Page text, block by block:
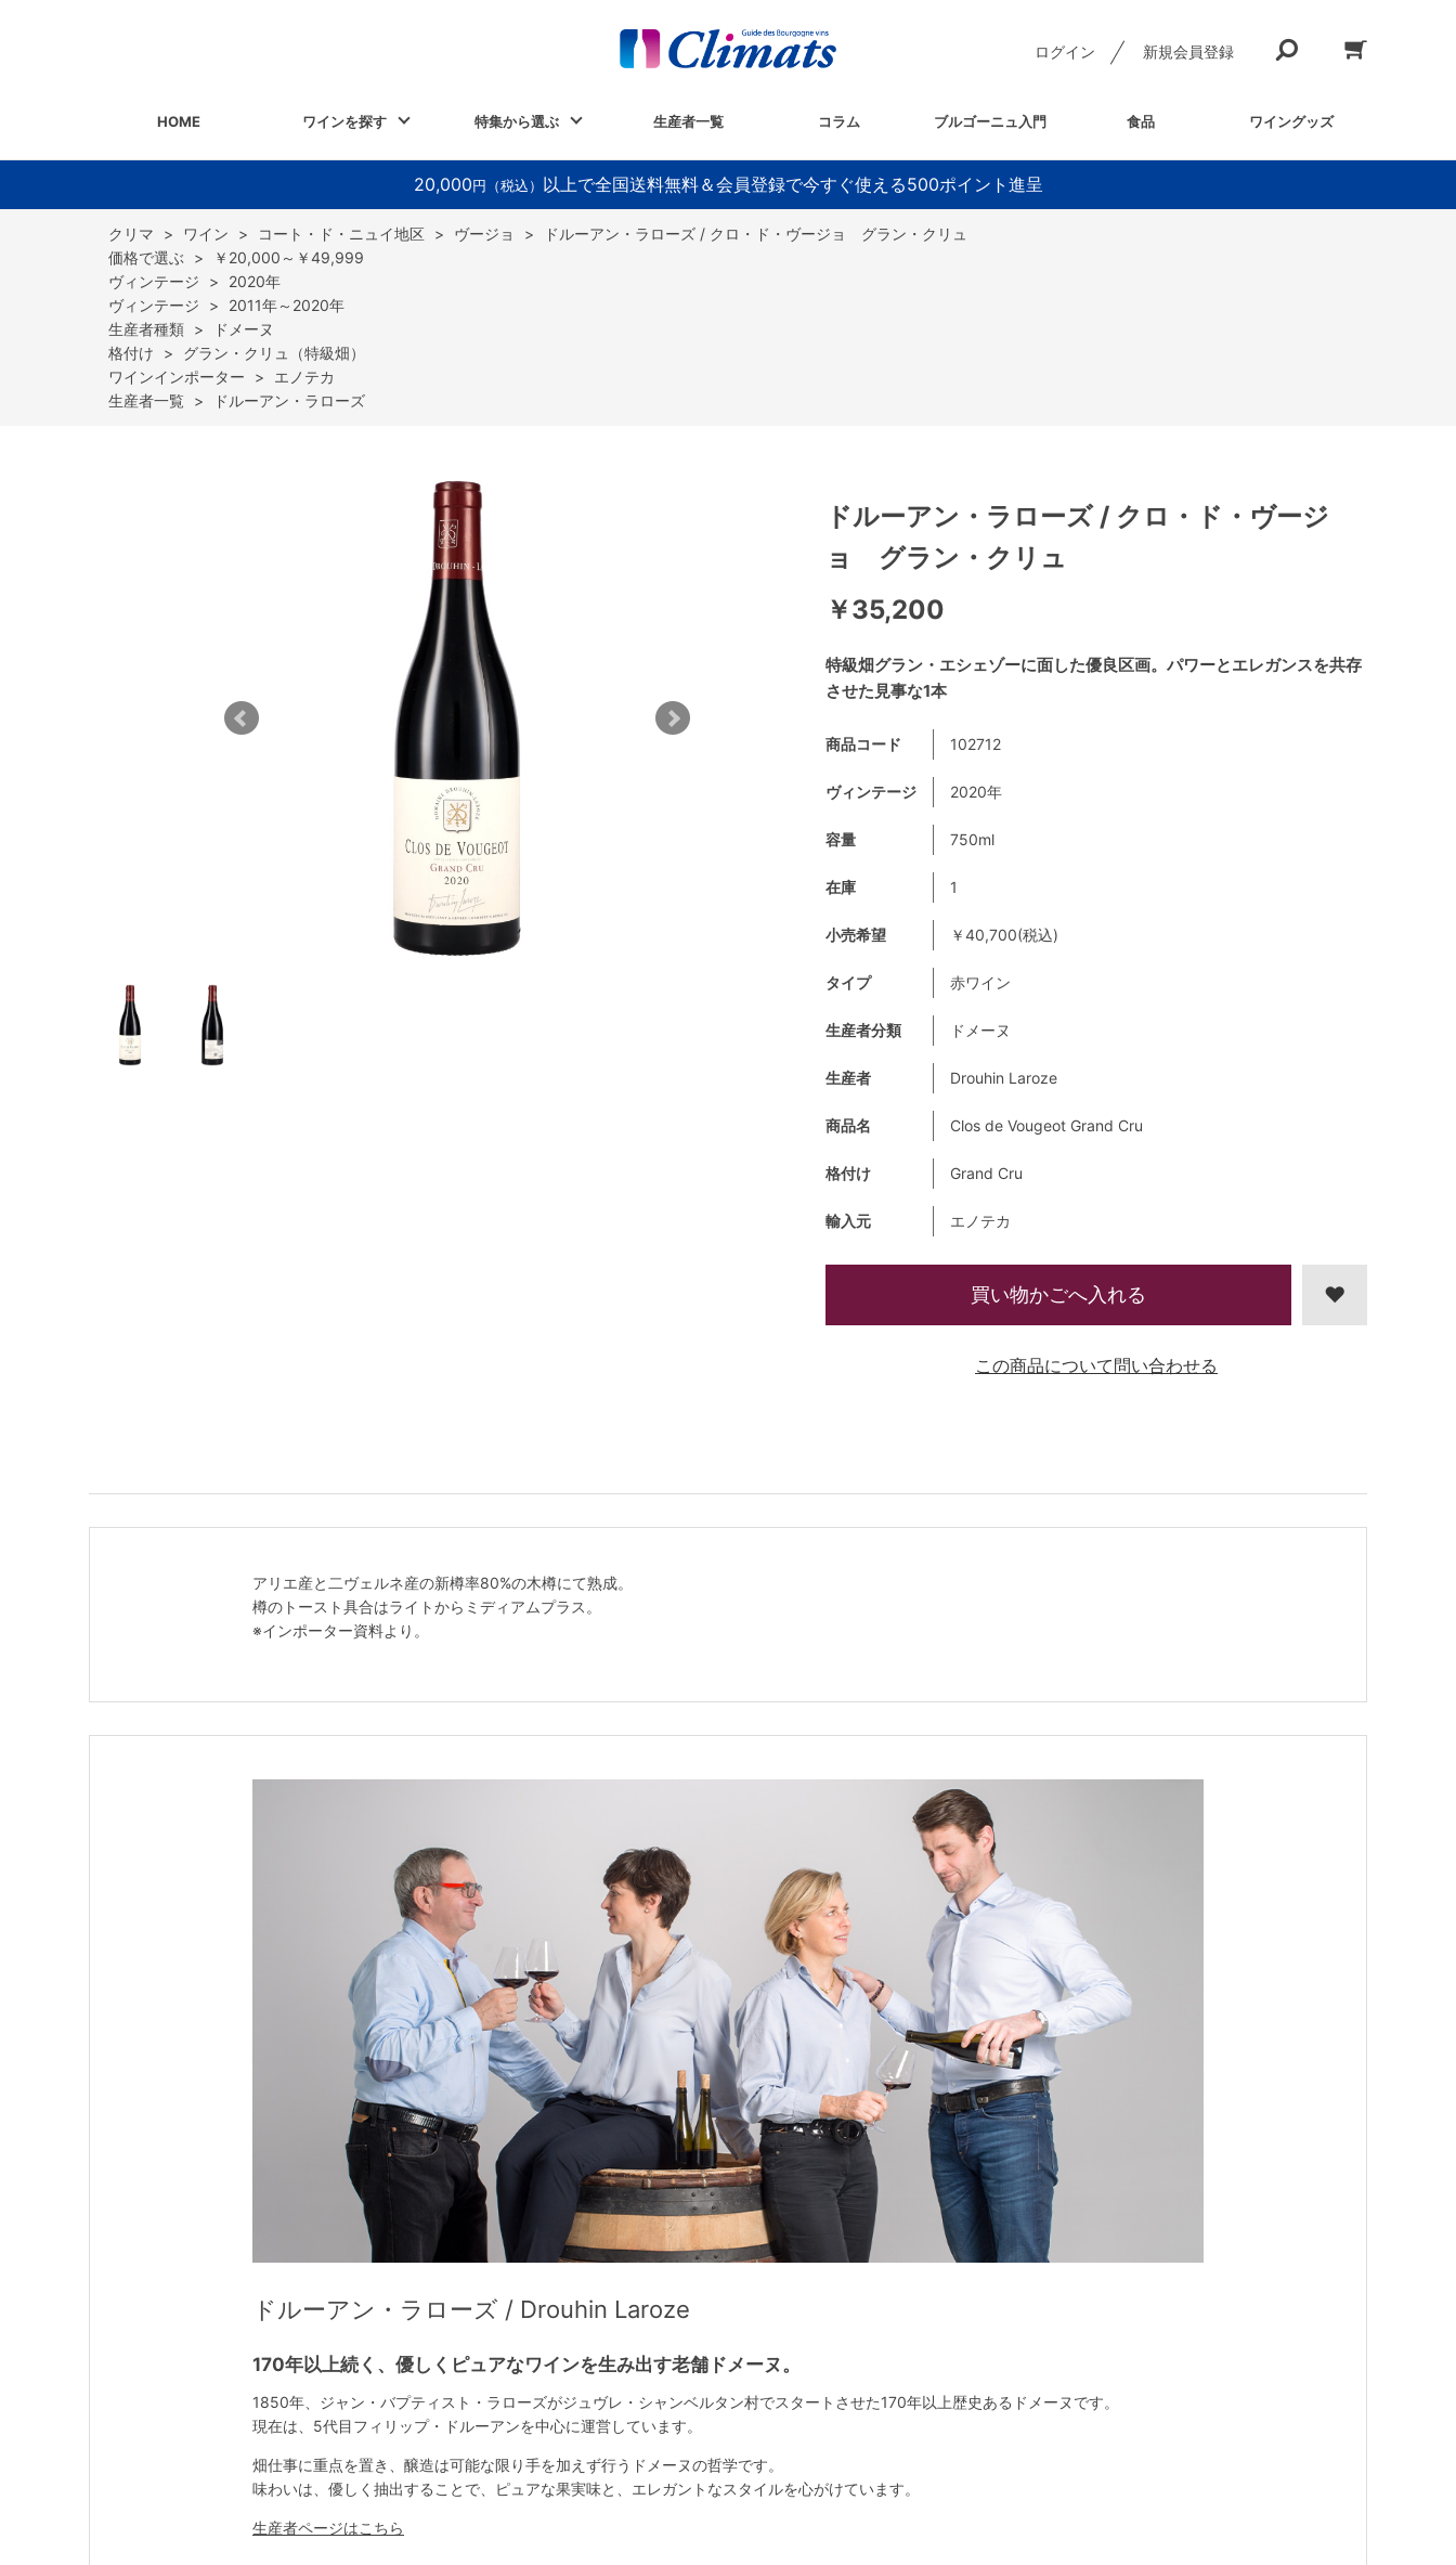
ログイン 新規会員登録
HOME ワインを探す 特集から選ぶ 生産者一覧 コラム ブルゴーニュ入門 食品 ワイングッズ
20,000 円（税込） 以上で全国送料無料＆会員登録で今すぐ使える500ポイント進呈
> ワイン > コート・ド・ニュイ地区 > ヴージョ >
ドルーアン・ラローズ / クロ・ド・ヴージョ グラン・クリュ
>
￥20,000～￥49,999
>
2020年
>
2011年～2020年
>
ドメーヌ
>
グラン・クリュ（特級畑）
>
エノテカ
>
ドルーアン・ラローズ
特級畑グラン・エシェゾーに面した優良区画。パワーとエレガンスを共存
させた見事な1本
ドルーアン・ラローズ / クロ・ド・ヴージ
ョ グラン・クリュ
￥35,200
商品コード 102712
ヴィンテージ 2020年
容量 750ml
在庫 1
小売希望 ￥40,700(税込)
タイプ 赤ワイン
生産者分類 ドメーヌ
生産者 Drouhin Laroze
商品名 Clos de Vougeot Grand Cru
格付け Grand Cru
輸入元 エノテカ
買い物かごへ入れる
この商品について問い合わせる
アリエ産と二ヴェルネ産の新樽率80%の木樽にて熟成。
樽のトースト具合はライトからミディアムプラス。
※インポーター資料より。
ドルーアン・ラローズ / Drouhin Laroze
170年以上続く、優しくピュアなワインを生み出す老舗ドメーヌ。
1850年、ジャン・バプティスト・ラローズがジュヴレ・シャンベルタン村でスタートさせた170年以上歴史あるドメーヌです。
現在は、5代目フィリップ・ドルーアンを中心に運営しています。
畑仕事に重点を置き、醸造は可能な限り手を加えず行うドメーヌの哲学です。
味わいは、優しく抽出することで、ピュアな果実味と、エレガントなスタイルを心がけています。
生産者ページはこちら